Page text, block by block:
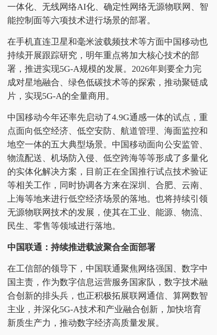
一体化、无线网络AI化、确定性网络无源物联网、智
能控制面等六项技术进行场景的部署。
在手机直连卫星和毫米波载频技术等方面中国移动也
持续开展跟踪研究，明年重点将加大核心技术的部
署，推进实现5G-A规模的发展。2026年则要全力完
成对星地融合、绿色低碳技术等的探索，推动聚链成
片，实现5G-A的全量商用。
中国移动今年还率先启动了4.9G通感一体的试点，重
点面向低空经济、低空安防、航道管理、海面监控和
地空一体的五大典型场景。中国移动面向公安监管、
物流配送、机场防入侵、低空跨海等等形成了多量化
的实体化解决方案，目前正在全国推行试点技术验证
等相关工作，同时协调各方来在深圳、合肥、云南、
上海等地来进行低空经济场景的落地。也将持续引领
无源物联网技术的发展，使其在工业、能源、物流、
民生、零售等领域进行落地。
中国联通：持续推进载波聚合全面部署
在工信部的领导下，中国联通聚焦网络强国、数字中
国主责，作为数字信息运营服务国家队，数字技术融
合创新的排头兵，也正积极拓展联网通信、算网数智
主业，并深化5G-A技术和产业融合创新，加快培育
新质生产力，推动数字经济高质量发展。